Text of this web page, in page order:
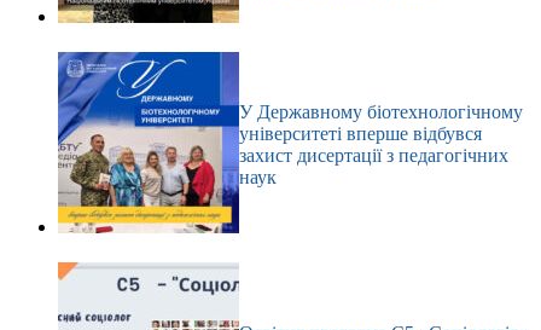
У Державному біотехнологічному
університеті вперше відбувся
захист дисертації з педагогічних
наук